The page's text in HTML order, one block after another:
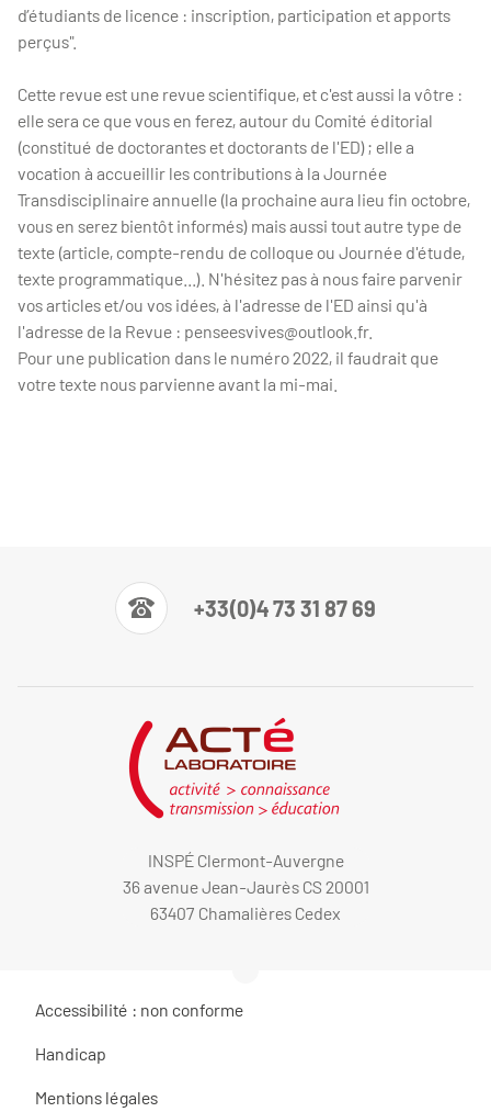
d’étudiants de licence : inscription, participation et apports
perçus".
Cette revue est une revue scientifique, et c'est aussi la vôtre :
elle sera ce que vous en ferez, autour du Comité éditorial
(constitué de doctorantes et doctorants de l'ED) ; elle a
vocation à accueillir les contributions à la Journée
Transdisciplinaire annuelle (la prochaine aura lieu fin octobre,
vous en serez bientôt informés) mais aussi tout autre type de
texte (article, compte-rendu de colloque ou Journée d'étude,
texte programmatique...). N'hésitez pas à nous faire parvenir
vos articles et/ou vos idées, à l'adresse de l'ED ainsi qu'à
l'adresse de la Revue : penseesvives@outlook.fr.
Pour une publication dans le numéro 2022, il faudrait que
votre texte nous parvienne avant la mi-mai.
+33(0)4 73 31 87 69
INSPÉ Clermont-Auvergne
36 avenue Jean-Jaurès CS 20001
63407 Chamalières Cedex
Accessibilité : non conforme
Handicap
Mentions légales